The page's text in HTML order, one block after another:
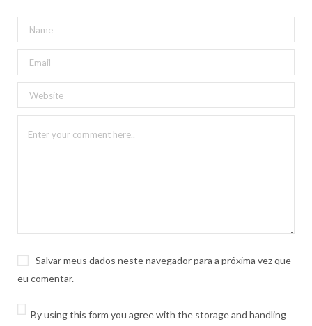
Salvar meus dados neste navegador para a próxima vez que
eu comentar.
By using this form you agree with the storage and handling